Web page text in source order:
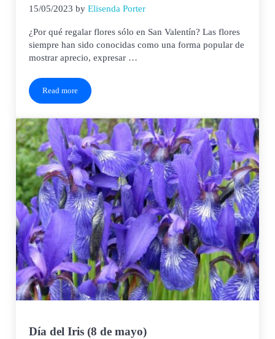
15/05/2023 byElisenda Porter
¿Por qué regalar flores sólo en San Valentín? Las flores
siempre han sido conocidas como una forma popular de
mostrar aprecio, expresar …
Read moreDía de llevar flores a alguien (15 de mayo)
Día del Iris (8 de mayo)